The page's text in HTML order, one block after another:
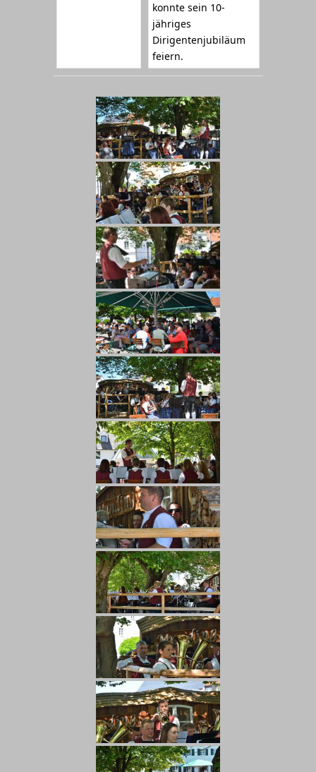
konnte sein 10-
jähriges
Dirigentenjubiläum
feiern.